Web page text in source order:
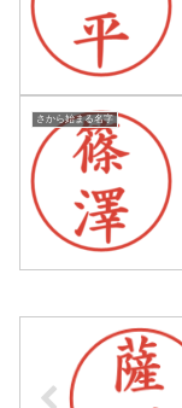
さから始まる名字